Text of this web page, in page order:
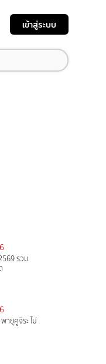
เข้าสู่ระบบ
รวม
ยุคูจิระ ไม่